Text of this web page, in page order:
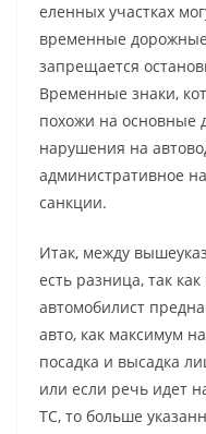
еленных участках
временные
запрещается
Временные знаки,
похожи на основные
нарушения на
административное
санкции.
Итак, между
есть разница, так
автомобилист
авто, как максимум
посадка и высадка
или если речь идет
ТС, то больше